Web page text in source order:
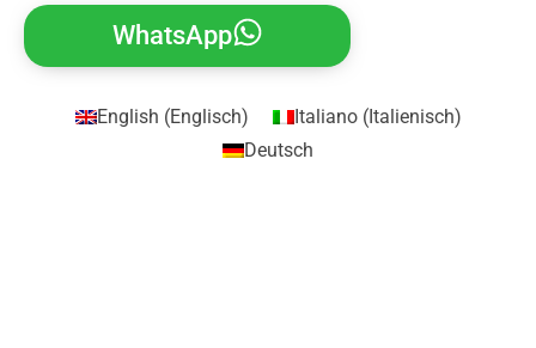
WhatsApp
English (Englisch) Italiano(Italienisch)
Deutsch